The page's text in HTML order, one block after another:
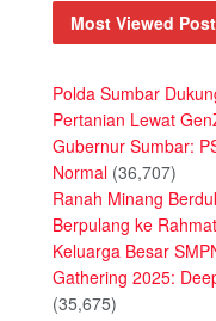
Most Viewed
Polda Sumbar
Pertanian Lewat
Gubernur Sumbar:
Normal (36,707)
Ranah Minang
Berpulang ke
Keluarga Besar
Gathering 2025:
(35,675)